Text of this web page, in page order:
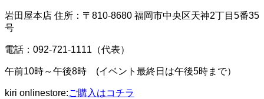
岩田屋本店 住所：〒810-8680 福岡市中央区天神2丁目5番35
号
電話：092-721-1111（代表）
午前10時～午後8時 (イベント最終日は午後5時まで）
kiri onlinestore:ご購入はコチラ